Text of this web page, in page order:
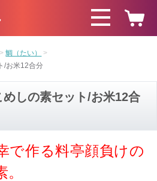
鯛（たい）
/お米12合分
めしの素セット/お米12合
で作る料亭顔負けの